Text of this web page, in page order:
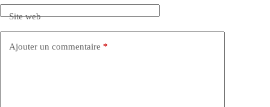
Site web
Ajouter un commentaire *